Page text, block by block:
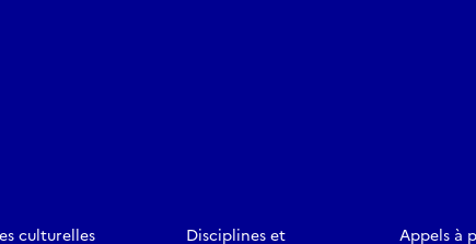
culturelles
Disciplines et
Appels à